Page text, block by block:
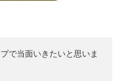
で当面いきたいと思いま